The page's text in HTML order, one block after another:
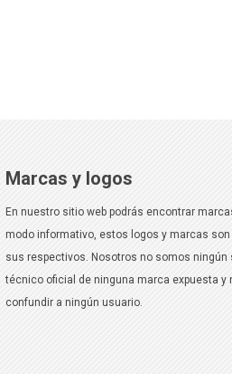
Marcas y logos
En nuestro sitio web podrás encontrar
modo informativo, estos logos y marcas son
sus respectivos. Nosotros no somos ningún
técnico oficial de ninguna marca expuesta y
confundir a ningún usuario.